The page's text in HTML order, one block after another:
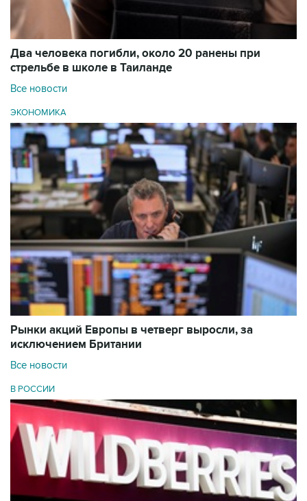
Два человека погибли, около 20 ранены при
стрельбе в школе в Таиланде
Все новости
ЭКОНОМИКА
Рынки акций Европы в четверг выросли, за
исключением Британии
Все новости
В РОССИИ